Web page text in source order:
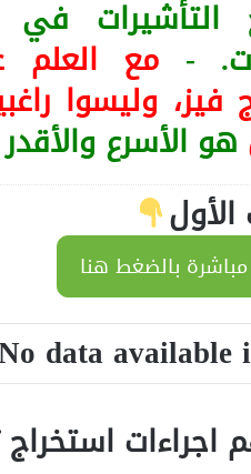
التأشيرات
- مع العلم
فيز، وليسوا
هو الأسرع
بالضغط هنا
data available
اجراءات